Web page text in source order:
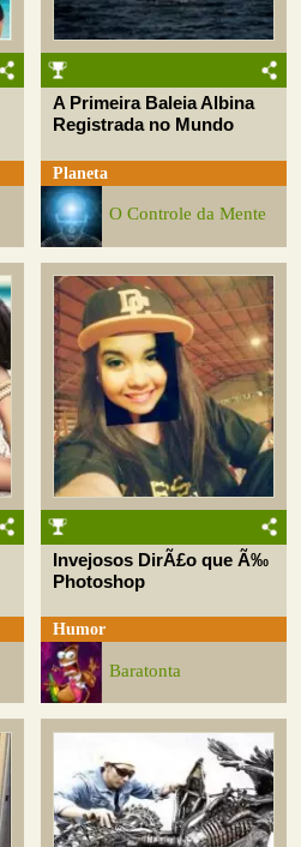
A Primeira Baleia Albina
Registrada no Mundo
Planeta
O Controle da Mente
Invejosos DirÃ£o que Ã‰
Photoshop
Humor
Baratonta